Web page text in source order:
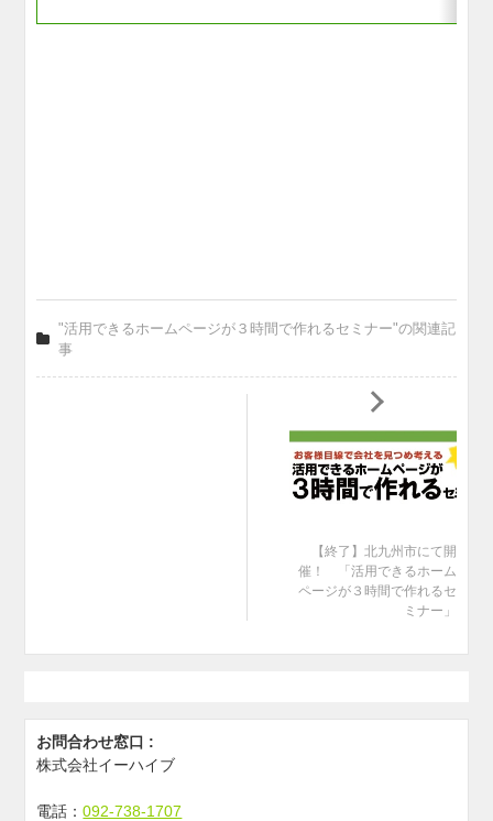
"活用できるホームページが３時間で作れるセミナー"の関連記
事
【終了】北九州市にて開
催！ 「活用できるホーム
ページが３時間で作れるセ
ミナー」
お問合わせ窓口 :
株式会社イーハイブ
電話：092-738-1707